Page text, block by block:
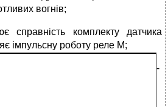
вогнів;
комплекту датчика
імпульсну роботу реле М;
-